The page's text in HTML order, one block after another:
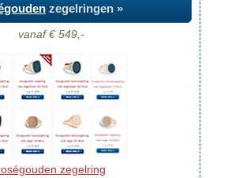
zegelringen »
vanaf € 549,-
zegelring